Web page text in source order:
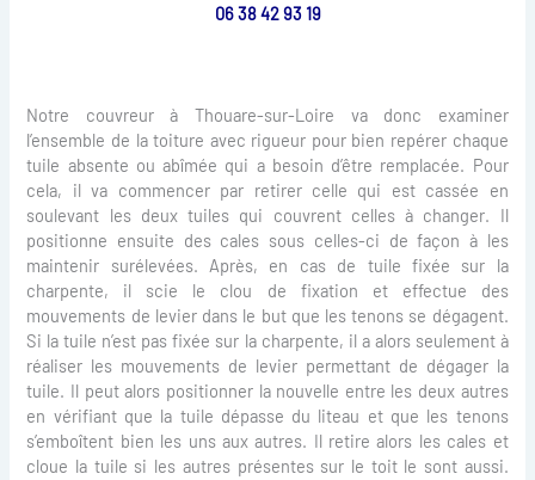
06 38 42 93 19
Notre couvreur à Thouare-sur-Loire va donc examiner
l’ensemble de la toiture avec rigueur pour bien repérer chaque
tuile absente ou abîmée qui a besoin d’être remplacée. Pour
cela, il va commencer par retirer celle qui est cassée en
soulevant les deux tuiles qui couvrent celles à changer. Il
positionne ensuite des cales sous celles-ci de façon à les
maintenir surélevées. Après, en cas de tuile fixée sur la
charpente, il scie le clou de fixation et effectue des
mouvements de levier dans le but que les tenons se dégagent.
Si la tuile n’est pas fixée sur la charpente, il a alors seulement à
réaliser les mouvements de levier permettant de dégager la
tuile. Il peut alors positionner la nouvelle entre les deux autres
en vérifiant que la tuile dépasse du liteau et que les tenons
s’emboîtent bien les uns aux autres. Il retire alors les cales et
cloue la tuile si les autres présentes sur le toit le sont aussi.